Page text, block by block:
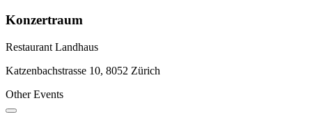
Konzertraum
Restaurant Landhaus
Katzenbachstrasse 10, 8052 Zürich
Other Events